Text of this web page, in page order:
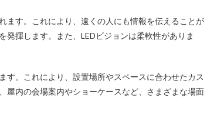
ます。これにより、遠くの人にも情報を伝えることが
揮します。また、LEDビジョンは柔軟性がありま
す。これにより、設置場所やスペースに合わせたカス
屋内の会場案内やショーケースなど、さまざまな場面